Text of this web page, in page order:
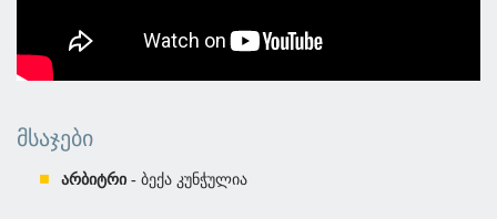
ᲛᲡᲐᲯᲔᲑᲘ
არბიტრი - ბექა კუნჭულია